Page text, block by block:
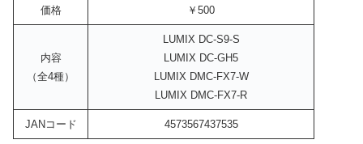
価格 ￥500
内容
（全4種）
LUMIX DC-S9-S
LUMIX DC-GH5
LUMIX DMC-FX7-W
LUMIX DMC-FX7-R
JANコード 4573567437535